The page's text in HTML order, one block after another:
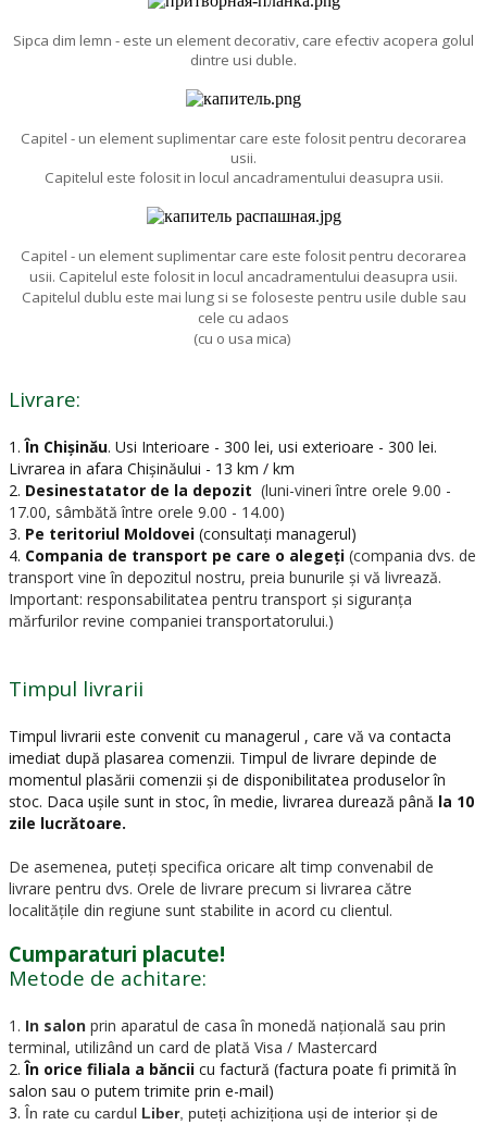
Sipca dim lemn - este un element decorativ, care efectiv acopera golul
dintre usi duble.
Capitel - un element suplimentar care este folosit pentru decorarea
usii.
Capitelul este folosit in locul ancadramentului deasupra usii.
Capitel - un element suplimentar care este folosit pentru decorarea
usii. Capitelul este folosit in locul ancadramentului deasupra usii.
Capitelul dublu este mai lung si se foloseste pentru usile duble sau
cele cu adaos
(cu o usa mica)
Livrare:
1. În Chișinău. Usi Interioare - 300 lei, usi exterioare - 300 lei.
Livrarea in afara Chișinăului - 13 km / km
2. Desinestatator de la depozit (luni-vineri între orele 9.00 -
17.00, sâmbătă între orele 9.00 - 14.00)
3. Pe teritoriul Moldovei (consultați managerul)
4. Compania de transport pe care o alegeți (compania dvs. de
transport vine în depozitul nostru, preia bunurile și vă livrează.
Important: responsabilitatea pentru transport și siguranța
mărfurilor revine companiei transportatorului.)
Timpul livrarii
Timpul livrarii este convenit cu managerul , care vă va contacta
imediat după plasarea comenzii. Timpul de livrare depinde de
momentul plasării comenzii și de disponibilitatea produselor în
stoc. Daca ușile sunt in stoc, în medie, livrarea durează până la 10
zile lucrătoare.
De asemenea, puteți specifica oricare alt timp convenabil de
livrare pentru dvs. Orele de livrare precum si livrarea către
localitățile din regiune sunt stabilite in acord cu clientul.
Cumparaturi placute!
Metode de achitare:
1. In salon prin aparatul de casa în monedă națională sau prin
terminal, utilizând un card de plată Visa / Mastercard
2.În orice filiala a băncii cu factură (factura poate fi primită în
salon sau o putem trimite prin e-mail)
3. În rate cu cardul Liber, puteți achiziționa uși de interior și de